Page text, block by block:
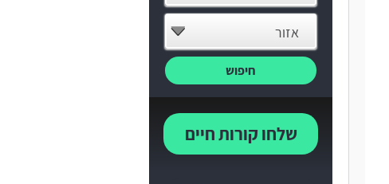
אזור
חיפוש
שלחו קורות חיים